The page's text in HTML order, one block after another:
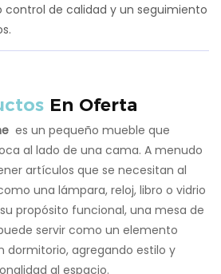
control de calidad y un seguimiento
En Oferta
es un pequeño mueble que
al lado de una cama. A menudo
artículos que se necesitan al
una lámpara, reloj, libro o vidrio
propósito funcional, una mesa de
servir como un elemento
dormitorio, agregando estilo y
al espacio.